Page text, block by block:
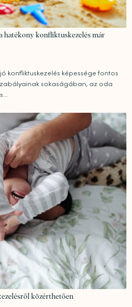
hatékony konfliktuskezelés már
konfliktuskezelés képessége fontos
sokaságában, az oda
közérthetően